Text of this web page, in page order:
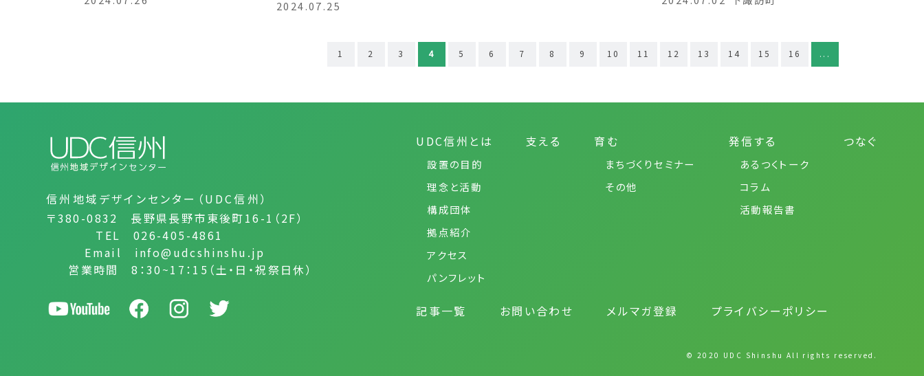
2024.07.25
1 2 3 4 5 6 7 8 9 10 11 12 13 14 15 16 ...
信州地域デザインセンター（UDC信州）
〒380-0832 長野県長野市東後町16-1（2F）
TEL 026-405-4861
Email info@udcshinshu.jp
営業時間 8：30~17：15（土・日・祝祭日休）
UDC信州とは
設置の目的
理念と活動
構成団体
拠点紹介
アクセス
パンフレット
支える 育む
まちづくりセミナー
その他
発信する
あるつくトーク
コラム
活動報告書
つなぐ
記事一覧 お問い合わせ メルマガ登録 プライバシーポリシー
© 2020 UDC Shinshu All rights reserved.